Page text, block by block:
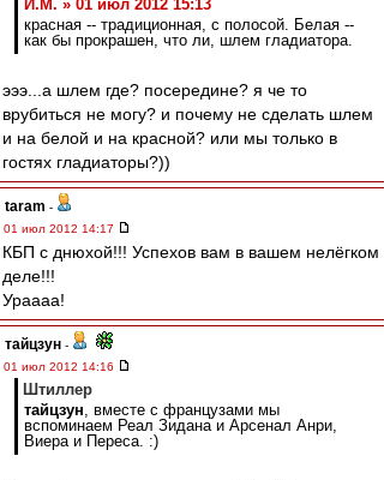
И.М. » 01 июл 2012 15:13
красная -- традиционная, с полосой. Белая --
как бы прокрашен, что ли, шлем гладиатора.
эээ...а шлем где? посередине? я че то
врубиться не могу? и почему не сделать шлем
и на белой и на красной? или мы только в
гостях гладиаторы?))
taram -
01 июл 2012 14:17
КБП с днюхой!!! Успехов вам в вашем нелёгком
деле!!!
Ураааа!
тайцзун -
01 июл 2012 14:16
Штиллер
тайцзун, вместе с французами мы
вспоминаем Реал Зидана и Арсенал Анри,
Виера и Переса. :)